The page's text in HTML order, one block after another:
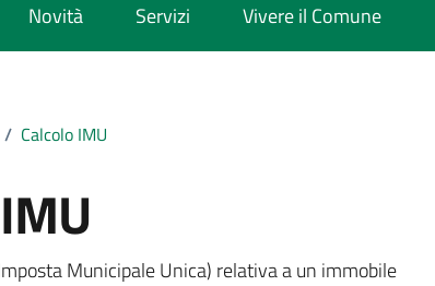
Novità Servizi Vivere il Comune
/ Calcolo IMU
Municipale Unica) relativa a un immobile